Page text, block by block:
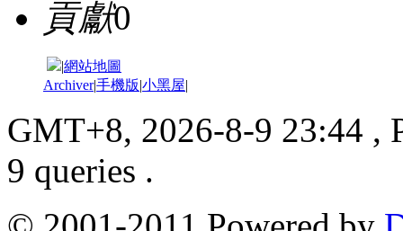
貢獻0
|網站地圖
Archiver|手機版|小黑屋|
GMT+8, 2026-8-9 23:44 ,
9 queries .